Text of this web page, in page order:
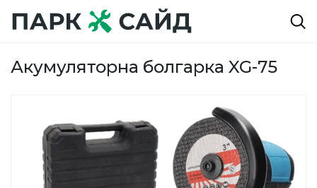
Акумуляторна болгарка XG-75